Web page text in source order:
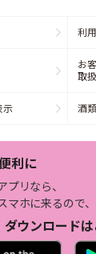
利
お
取
示 酒
利に
プリなら、
マホに来るので、
ダウンロードは